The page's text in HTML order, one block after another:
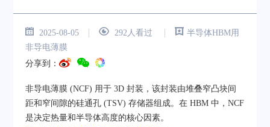
2025-08-05 | 292人看过 |
半导体HBM用
非导电薄膜
分享到：
非导电薄膜 (NCF) 用于 3D 封装，该封装由堆叠窄凸块间
距和窄间隙的硅通孔 (TSV) 存储器组成。在 HBM 中，NCF
是决定热量和半导体高度的核心因素。